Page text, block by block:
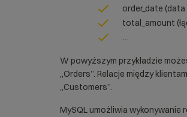
order_date
total_amount
…
W powyższym przykładzie
„Orders”. Relacje między
„Customers”.
MySQL umożliwia